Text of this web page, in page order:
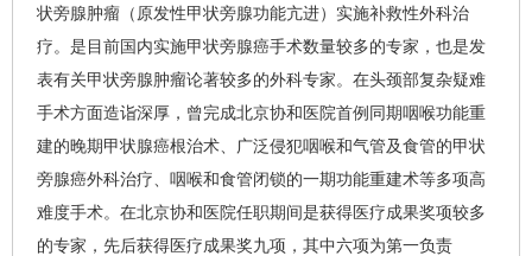
状旁腺肿瘤（原发性甲状旁腺功能亢进）实施补救性外科治
疗。是目前国内实施甲状旁腺癌手术数量较多的专家，也是发
表有关甲状旁腺肿瘤论著较多的外科专家。在头颈部复杂疑难
手术方面造诣深厚，曾完成北京协和医院首例同期咽喉功能重
建的晚期甲状腺癌根治术、广泛侵犯咽喉和气管及食管的甲状
旁腺癌外科治疗、咽喉和食管闭锁的一期功能重建术等多项高
难度手术。在北京协和医院任职期间是获得医疗成果奖项较多
的专家，先后获得医疗成果奖九项，其中六项为第一负责